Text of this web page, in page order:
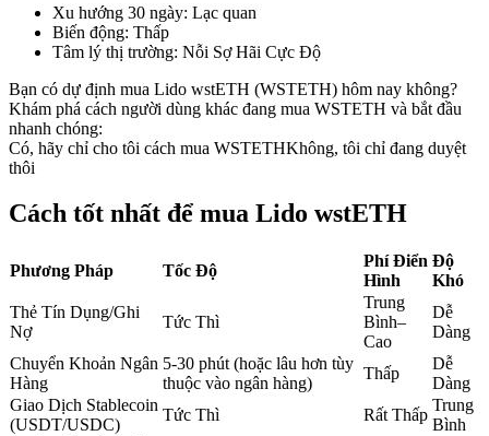
USDC Futures vĩnh cửu
Futures sử dụng USDC làm tài sản thế chấp
Tham gia cùng các nhà giao dịch hàng đầu
Xu hướng 30 ngày: Lạc quan
Biến động: Thấp
Tâm lý thị trường: Nỗi Sợ Hãi Cực Độ
Bạn có dự định mua Lido wstETH (WSTETH) hôm nay không?
Khám phá cách người dùng khác đang mua WSTETH và bắt đầu
nhanh chóng:
Có, hãy chỉ cho tôi cách mua WSTETHKhông, tôi chỉ đang duyệt
thôi
Cách tốt nhất để mua Lido wstETH
Phương Pháp Tốc Độ
Phí Điển
Hình
Độ
Khó
Thẻ Tín Dụng/Ghi
Nợ
Tức Thì
Trung
Bình–
Cao
Dễ
Dàng
Chuyển Khoản Ngân
Hàng
5-30 phút (hoặc lâu hơn tùy
thuộc vào ngân hàng)
Thấp
Dễ
Dàng
Giao Dịch Stablecoin
(USDT/USDC)
Tức Thì Rất Thấp
Trung
Bình